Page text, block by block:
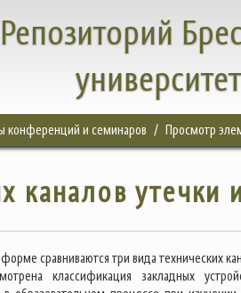
Репозиторий
конференций и семинаров Просмотр
каналов
сравниваются три вида технических
классификация закладных